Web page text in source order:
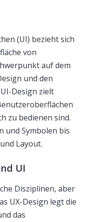
(UI) bezieht sich
von
auf dem
und den
Design zielt
zu bedienen sind.
und Symbolen bis
Layout.
UI
Disziplinen, aber
UX-Design legt die
das